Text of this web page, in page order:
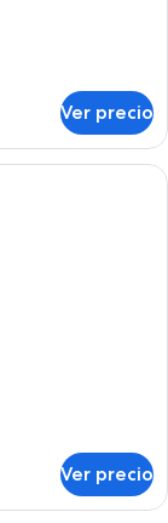
Ver precio
con un sofá, una
Ver precio